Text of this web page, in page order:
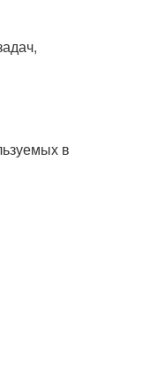
в